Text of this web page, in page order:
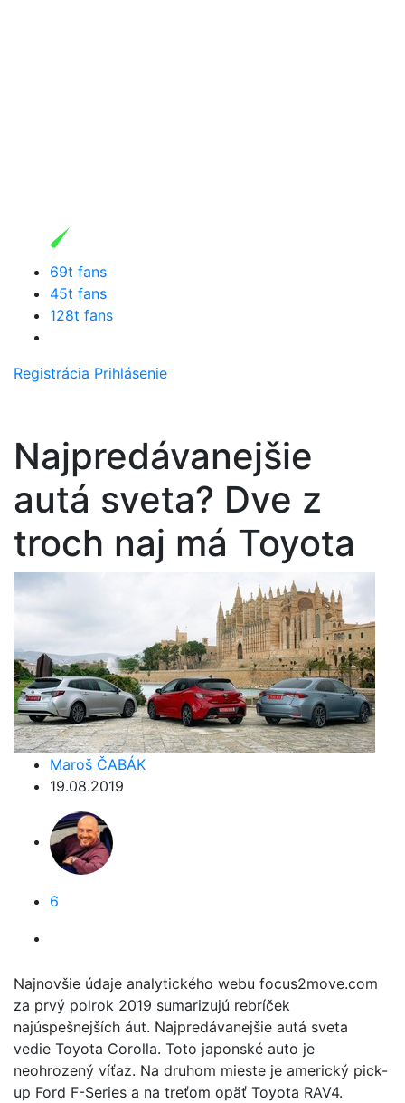
69t fans
45t fans
128t fans
Registrácia Prihlásenie
Najpredávanejšie
autá sveta? Dve z
troch naj má Toyota
Maroš ČABÁK
19.08.2019
6
Najnovšie údaje analytického webu focus2move.com
za prvý polrok 2019 sumarizujú rebríček
najúspešnejších áut. Najpredávanejšie autá sveta
vedie Toyota Corolla. Toto japonské auto je
neohrozený víťaz. Na druhom mieste je americký pick-
up Ford F-Series a na treťom opäť Toyota RAV4.